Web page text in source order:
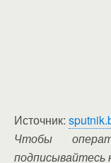
Источник:
Чтобы